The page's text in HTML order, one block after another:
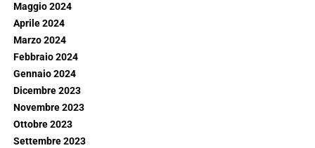
Maggio 2024
Aprile 2024
Marzo 2024
Febbraio 2024
Gennaio 2024
Dicembre 2023
Novembre 2023
Ottobre 2023
Settembre 2023